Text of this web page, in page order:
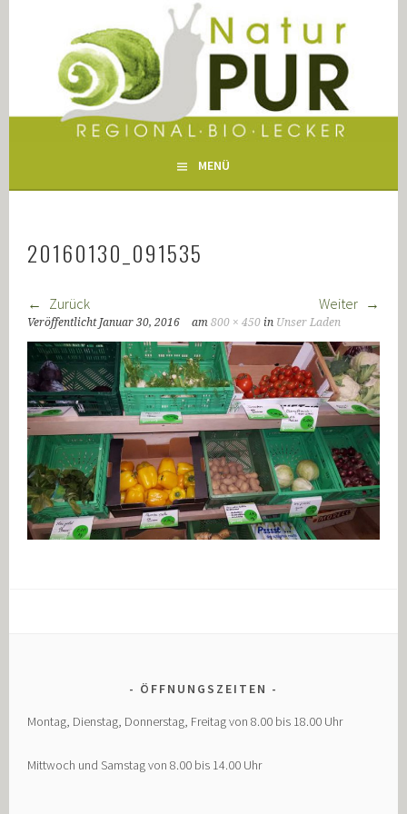
NATUR PUR WERTINGEN
MENÜ
20160130_091535
Zurück Weiter
Veröffentlicht Januar 30, 2016 am800 × 450 in Unser Laden
ÖFFNUNGSZEITEN
Montag, Dienstag, Donnerstag, Freitag von 8.00 bis 18.00 Uhr
Mittwoch und Samstag von 8.00 bis 14.00 Uhr